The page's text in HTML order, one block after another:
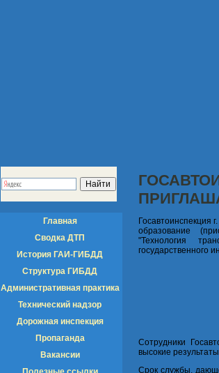
Главная
Сводка ДТП
История ГАИ-ГИБДД
Структура ГИБДД
Административная практика
Технический надзор
Дорожная инспекция
Пропаганда
Вакансии
Госавтоинспекция
образование
"Технология
государственного
Сотрудники
высокие
Срок службы,